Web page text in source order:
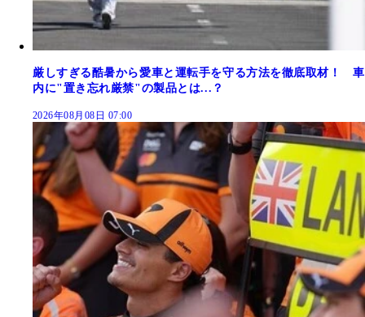
厳しすぎる酷暑から愛車と運転手を守る方法を徹底取材！ 車
内に"置き忘れ厳禁"の製品とは...？
2026年08月08日 07:00